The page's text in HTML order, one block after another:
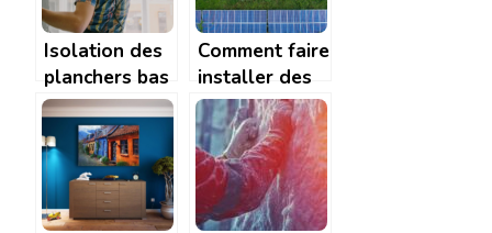
Isolation des
planchers bas
: les etapes a
suivre pour un
resultat
optimal
Comment faire
installer des
panneaux
solaires
gratuitement
?